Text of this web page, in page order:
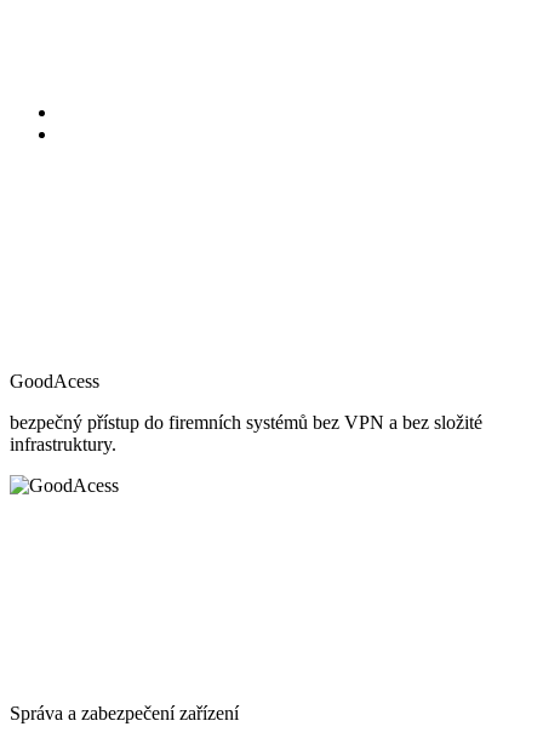
GoodAcess
bezpečný přístup do firemních systémů bez VPN a bez složité
infrastruktury.
Správa a zabezpečení zařízení